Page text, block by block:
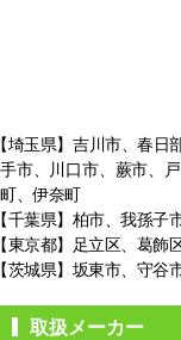
埼玉県】吉川市、春日
手市、
川口市、蕨市、
町、伊奈町
千葉県】柏市、我孫子
東京都】足立区、葛飾
茨城県】坂東市、守谷
取扱メーカー